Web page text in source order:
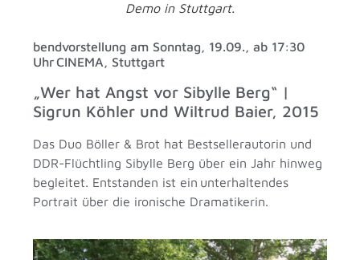
Demo in Stuttgart.
bendvorstellung am Sonntag, 19.09., ab 17:30
Uhr CINEMA, Stuttgart
„Wer hat Angst vor Sibylle Berg“ |
Sigrun Köhler und Wiltrud Baier, 2015
Das Duo Böller & Brot hat Bestsellerautorin und
DDR-Flüchtling Sibylle Berg über ein Jahr hinweg
begleitet. Entstanden ist ein unterhaltendes
Portrait über die ironische Dramatikerin.